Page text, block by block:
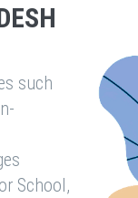
such
School,